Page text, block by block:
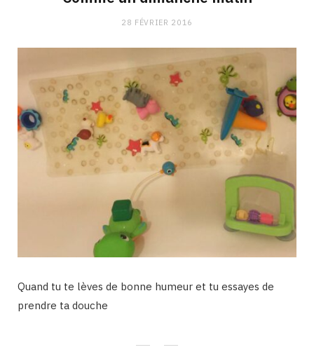
28 FÉVRIER 2016
Quand tu te lèves de bonne humeur et tu essayes de
prendre ta douche